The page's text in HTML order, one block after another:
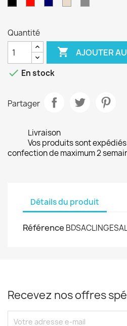
Quantité
 AJOUTER
 En stock
Partager
Livraison
Vos produits sont
confection de maximum 2
Détails du produit
Référence
Recevez nos offres